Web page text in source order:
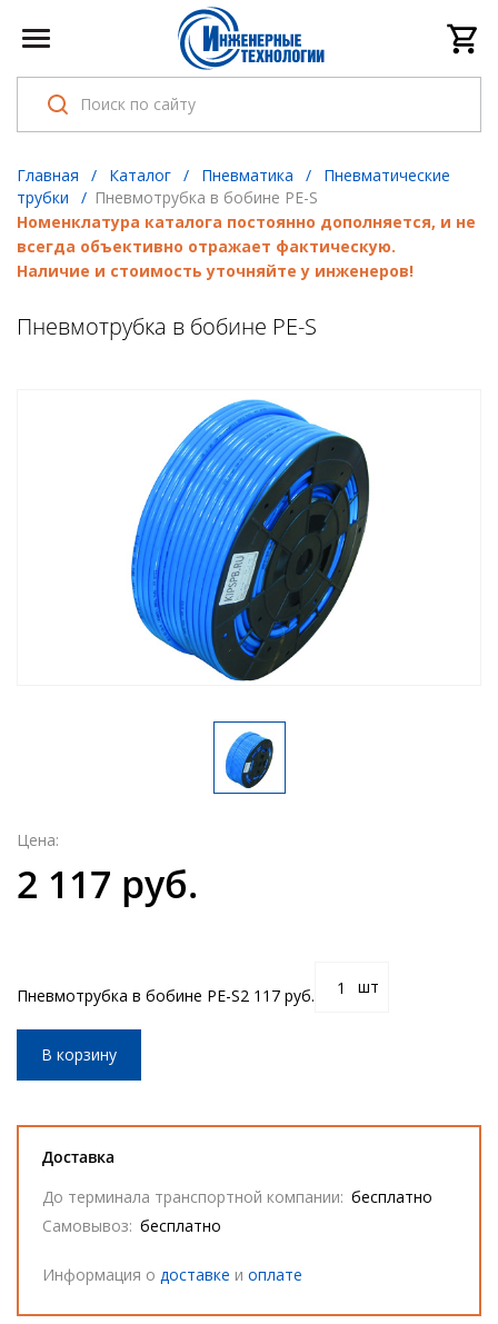
Главная / Каталог / Пневматика /
Пневматические
трубки
/ Пневмотрубка в бобине PE-S
Номенклатура каталога постоянно дополняется, и не
всегда объективно отражает фактическую.
Наличие и стоимость уточняйте у инженеров!
Пневмотрубка в бобине PE-S
Цена:
2 117 руб.
Пневмотрубка в бобине PE-S2 117 руб. шт
В корзину
Доставка
До терминала транспортной компании: бесплатно
Самовывоз: бесплатно
Информация о доставке и оплате